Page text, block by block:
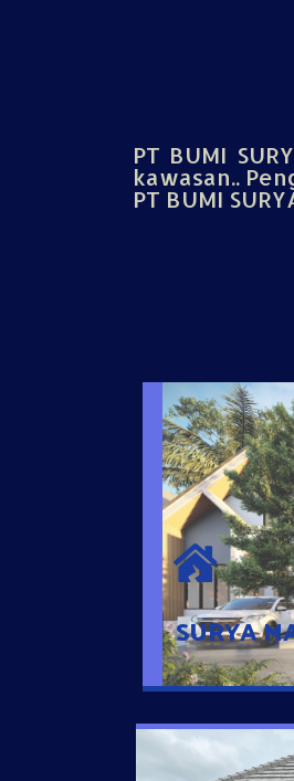
PT BUMI
kawasan..
PT BUMI
SURYA
Ponsel